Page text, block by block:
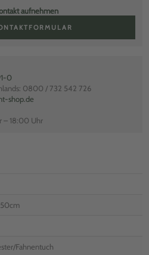
aufnehmen
0
0800 / 732 542 726
shop.de
– 18:00 Uhr
Fahnentuch